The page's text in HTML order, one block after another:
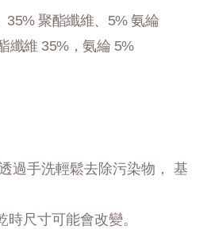
35% 聚酯纖維、5% 氨綸
纖維 35%，氨綸 5%
過手洗輕鬆去除污染物， 基
尺寸可能會改變。